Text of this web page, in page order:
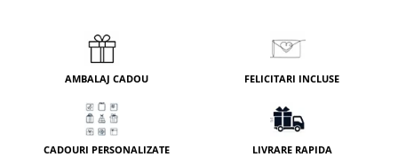
AMBALAJ CADOU FELICITARI INCLUSE
CADOURI PERSONALIZATE LIVRARE RAPIDA